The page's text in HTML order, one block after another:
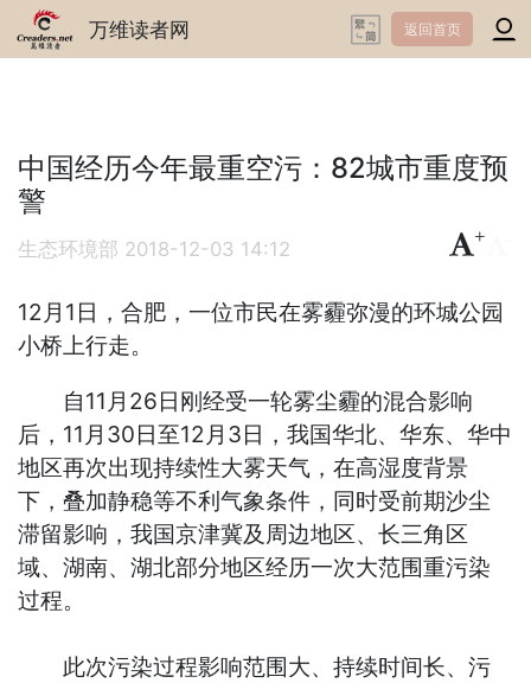
万维读者网 返回首页
中国经历今年最重空污：82城市重度预
警
生态环境部 2018-12-03 14:12
+
12月1日，合肥，一位市民在雾霾弥漫的环城公园
小桥上行走。
自11月26日刚经受一轮雾尘霾的混合影响
后，11月30日至12月3日，我国华北、华东、华中
地区再次出现持续性大雾天气，在高湿度背景
下，叠加静稳等不利气象条件，同时受前期沙尘
滞留影响，我国京津冀及周边地区、长三角区
域、湖南、湖北部分地区经历一次大范围重污染
过程。
此次污染过程影响范围大、持续时间长、污